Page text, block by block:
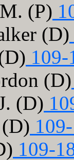
(P)
(D)
(D)
(D)
109-